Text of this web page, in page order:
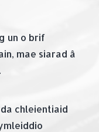
un o brif
mae siarad â
chleientiaid